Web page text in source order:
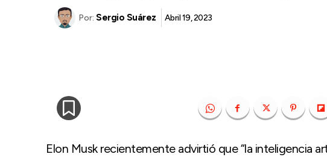
Por: Sergio Suárez Abril 19, 2023
Elon Musk recientemente advirtió que “la inteligencia